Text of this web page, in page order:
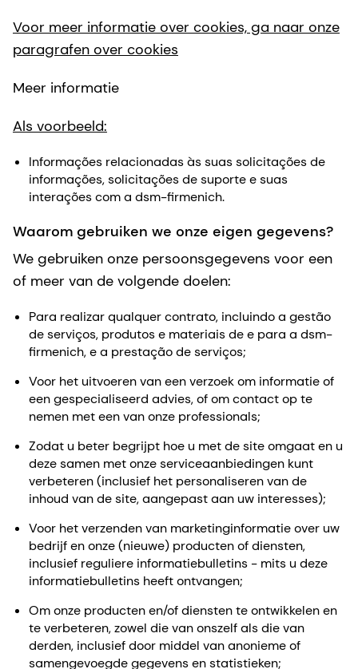
Voor meer informatie over cookies, ga naar onze
paragrafen over cookies
Meer informatie
Als voorbeeld:
Informações relacionadas às suas solicitações de
informações, solicitações de suporte e suas
interações com a dsm-firmenich.
Waarom gebruiken we onze eigen gegevens?
We gebruiken onze persoonsgegevens voor een
of meer van de volgende doelen:
Para realizar qualquer contrato, incluindo a gestão
de serviços, produtos e materiais de e para a dsm-
firmenich, e a prestação de serviços;
Voor het uitvoeren van een verzoek om informatie of
een gespecialiseerd advies, of om contact op te
nemen met een van onze professionals;
Zodat u beter begrijpt hoe u met de site omgaat en u
deze samen met onze serviceaanbiedingen kunt
verbeteren (inclusief het personaliseren van de
inhoud van de site, aangepast aan uw interesses);
Voor het verzenden van marketinginformatie over uw
bedrijf en onze (nieuwe) producten of diensten,
inclusief reguliere informatiebulletins - mits u deze
informatiebulletins heeft ontvangen;
Om onze producten en/of diensten te ontwikkelen en
te verbeteren, zowel die van onszelf als die van
derden, inclusief door middel van anonieme of
samengevoegde gegevens en statistieken;